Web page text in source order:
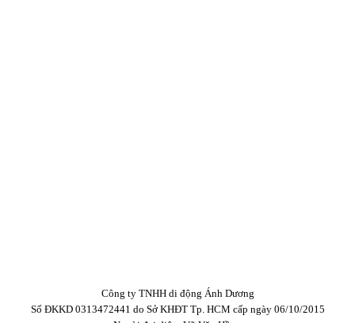
Công ty TNHH di động Ánh Dương
Số ĐKKD 0313472441 do Sở KHĐT Tp. HCM cấp ngày 06/10/2015